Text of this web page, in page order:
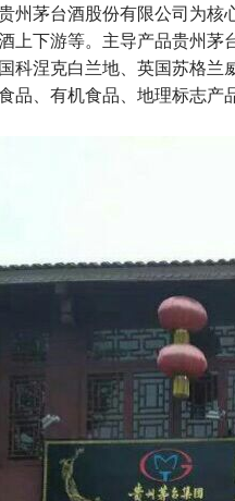
茅台酒股份有限公司为核
上下游等。主导产品贵州
科涅克白兰地、英国苏格兰
品、有机食品、地理标志